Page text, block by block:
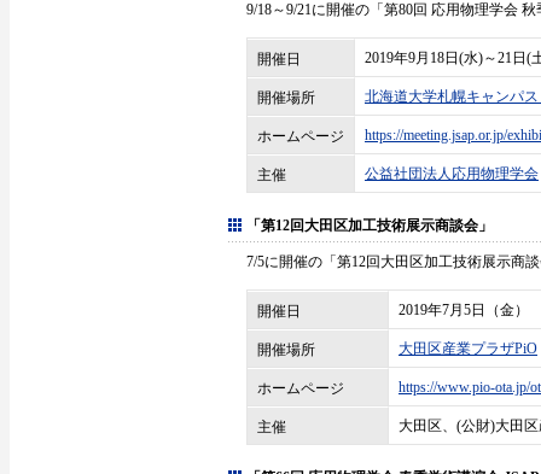
9/18～9/21に開催の「第80回 応用物理学会
開催日 2019年9月18日(水)～21日(
開催場所 北海道大学札幌キャンパ
ホームページ https://meeting.jsap.or.jp/
主催 公益社団法人応用物理学会
「第12回大田区加工技術展示商談会」
7/5に開催の「第12回大田区加工技術展示商
開催日 2019年7月5日（金）
開催場所 大田区産業プラザPiO
ホームページ https://www.pio-ota.jp/
主催 大田区、(公財)大田